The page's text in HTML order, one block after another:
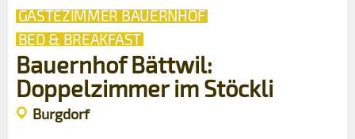
GÄSTEZIMMER BAUERNHOF
BED & BREAKFAST
Bauernhof Bättwil:
Doppelzimmer im Stöckli
Burgdorf